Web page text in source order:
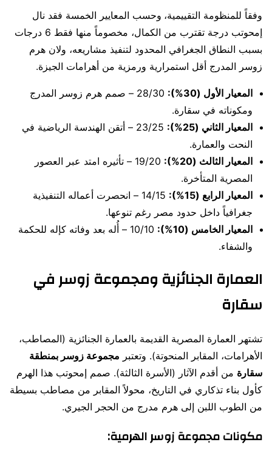
وفقاً للمنظومة التقييمية، وحسب المعايير الخمسة فقد نال
إمحوتب درجة تقترب من الكمال، مخصوماً منها فقط 6 درجات
بسبب النطاق الجغرافي المحدود لتنفيذ مشاريعه، ولان هرم
زوسر المدرج أقل استمرارية ورمزية من أهرامات الجيزة.
المعيار الأول (30%):
28/30 – صمم هرم زوسر المدرج
ومكوناته في سقارة.
المعيار الثاني (25%):
23/25 – أتقن الهندسة الرياضية في
النحت والعمارة.
المعيار الثالث (20%):
19/20 – تأثيره امتد عبر العصور
المصرية المتأخرة.
المعيار الرابع (15%):
14/15 – انحصرت أعماله التنفيذية
جغرافياً داخل حدود مصر رغم تنوعها.
المعيار الخامس (10%):
10/10 – أُله بعد وفاته كإله للحكمة
والشفاء.
العمارة الجنائزية ومجموعة زوسر في
سقارة
تشتهر العمارة المصرية القديمة بالعمارة الجنائزية (المصاطب،
الأهرامات، المقابر المنحوتة). وتعتبر مجموعة زوسر بمنطقة
سقارة من أقدم الآثار (الأسرة الثالثة). صمم إمحوتب هذا الهرم
كأول بناء تذكاري في التاريخ، محولاً المقابر من مصاطب بسيطة
من الطوب اللبن إلى هرم مدرج من الحجر الجيري.
مكونات مجموعة زوسر الهرمية: